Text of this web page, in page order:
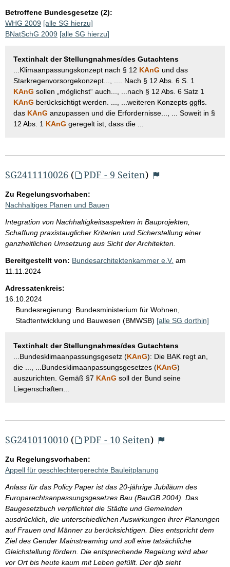
Betroffene Bundesgesetze (2):
WHG 2009 [alle SG hierzu]
BNatSchG 2009 [alle SG hierzu]
Textinhalt der Stellungnahmes/des Gutachtens
...Klimaanpassungskonzept nach § 12 KAnG und das
Starkregenvorsorgekonzept..., .... Nach § 12 Abs. 6 S. 1
KAnG sollen „möglichst“ auch..., ...nach § 12 Abs. 6 Satz 1
KAnG berücksichtigt werden. ..., ...weiteren Konzepts ggfls.
das KAnG anzupassen und die Erfordernisse..., ... Soweit in §
12 Abs. 1 KAnG geregelt ist, dass die ...
SG2411110026 ( PDF - 9 Seiten)
Zu Regelungsvorhaben:
Nachhaltiges Planen und Bauen
Integration von Nachhaltigkeitsaspekten in Bauprojekten,
Schaffung praxistauglicher Kriterien und Sicherstellung einer
ganzheitlichen Umsetzung aus Sicht der Architekten.
Bereitgestellt von: Bundesarchitektenkammer e.V. am
11.11.2024
Adressatenkreis:
16.10.2024
Bundesregierung: Bundesministerium für Wohnen,
Stadtentwicklung und Bauwesen (BMWSB) [alle SG dorthin]
Textinhalt der Stellungnahmes/des Gutachtens
...Bundesklimaanpassungsgesetz (KAnG): Die BAK regt an,
die ..., ...Bundesklimaanpassungsgesetzes (KAnG)
auszurichten. Gemäß §7 KAnG soll der Bund seine
Liegenschaften...
SG2410110010 ( PDF - 10 Seiten)
Zu Regelungsvorhaben:
Appell für geschlechtergerechte Bauleitplanung
Anlass für das Policy Paper ist das 20-jährige Jubiläum des
Europarechtsanpassungsgesetzes Bau (BauGB 2004). Das
Baugesetzbuch verpflichtet die Städte und Gemeinden
ausdrücklich, die unterschiedlichen Auswirkungen ihrer Planungen
auf Frauen und Männer zu berücksichtigen. Dies entspricht dem
Ziel des Gender Mainstreaming und soll eine tatsächliche
Gleichstellung fördern. Die entsprechende Regelung wird aber
vor Ort bis heute kaum mit Leben gefüllt. Der djb sieht